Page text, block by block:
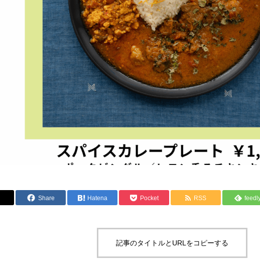
Share Hatena Pocket RSS
記事のタイトルとURLをコピーする